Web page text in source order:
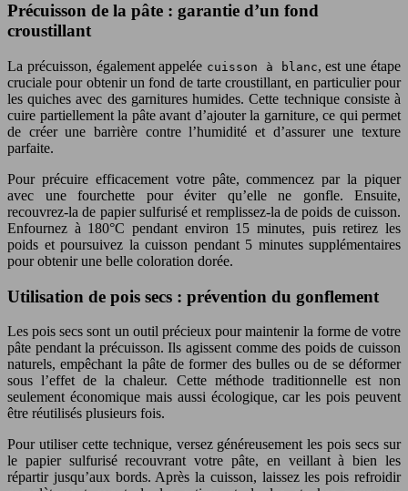
Précuisson de la pâte : garantie d’un fond
croustillant
La précuisson, également appelée cuisson à blanc, est une étape
cruciale pour obtenir un fond de tarte croustillant, en particulier pour
les quiches avec des garnitures humides. Cette technique consiste à
cuire partiellement la pâte avant d’ajouter la garniture, ce qui permet
de créer une barrière contre l’humidité et d’assurer une texture
parfaite.
Pour précuire efficacement votre pâte, commencez par la piquer
avec une fourchette pour éviter qu’elle ne gonfle. Ensuite,
recouvrez-la de papier sulfurisé et remplissez-la de poids de cuisson.
Enfournez à 180°C pendant environ 15 minutes, puis retirez les
poids et poursuivez la cuisson pendant 5 minutes supplémentaires
pour obtenir une belle coloration dorée.
Utilisation de pois secs : prévention du gonflement
Les pois secs sont un outil précieux pour maintenir la forme de votre
pâte pendant la précuisson. Ils agissent comme des poids de cuisson
naturels, empêchant la pâte de former des bulles ou de se déformer
sous l’effet de la chaleur. Cette méthode traditionnelle est non
seulement économique mais aussi écologique, car les pois peuvent
être réutilisés plusieurs fois.
Pour utiliser cette technique, versez généreusement les pois secs sur
le papier sulfurisé recouvrant votre pâte, en veillant à bien les
répartir jusqu’aux bords. Après la cuisson, laissez les pois refroidir